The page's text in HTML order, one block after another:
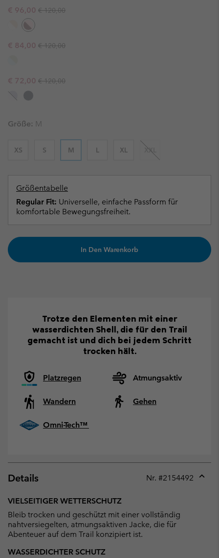
Sale price:
€ 96,00 Regular price:
€ 120,00
Sale price:
€ 84,00 Regular price:
€ 120,00
Sale price:
€ 72,00 Regular price:
€ 120,00
Größe: M
XS S M L XL XXL
Größentabelle
Regular Fit: Universelle, einfache Passform für
komfortable Bewegungsfreiheit.
In Den Warenkorb
Trotze den Elementen mit einer
wasserdichten Shell, die für den Trail
gemacht ist und dich bei jedem Schritt
trocken hält.
Platzregen Atmungsaktiv
Wandern Gehen
Omni-Tech™
Details Nr. #2154492
VIELSEITIGER WETTERSCHUTZ
Bleib trocken und geschützt mit einer vollständig
nahtversiegelten, atmungsaktiven Jacke, die für
Abenteuer auf dem Trail konzipiert ist.
WASSERDICHTER SCHUTZ